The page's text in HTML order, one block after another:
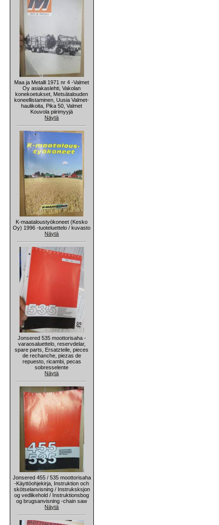
Maa ja Metalli 1971 nr 4 -Valmet
Oy asiakaslehti, Vakolan
konekoetukset, Metsätalouden
koneellistaminen, Uusia Valmet-
haulikoita, Pika 50, Valmet
Kouvola piirimyyjä
Näytä
K-maataloustyökoneet (Kesko
Oy) 1996 -tuoteluettelo / kuvasto
Näytä
Jonsered 535 moottorisaha -
varaosaluettelo, reservdelar,
spare parts, Ersatzteile, pieces
de rechanche, piezas de
repuesto, ricambi, pecas
sobresselente
Näytä
Jonsered 455 / 535 moottorisaha
-Käyttöohjekirja, Instruktion och
skötselanvisning / Instruksksjon
og vedlikehold / Instruktionsbog
og brugsanvisning -chain saw
Näytä